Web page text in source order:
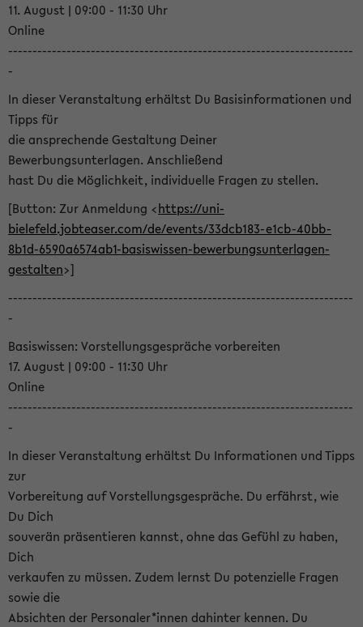
11. August | 09:00 - 11:30 Uhr
Online
-----------------------------------------------------------------------
-
In dieser Veranstaltung erhältst Du Basisinformationen und
Tipps für
die ansprechende Gestaltung Deiner
Bewerbungsunterlagen. Anschließend
hast Du die Möglichkeit, individuelle Fragen zu stellen.
[Button: Zur Anmeldung <https://uni-
bielefeld.jobteaser.com/de/events/33dcb183-e1cb-40bb-
8b1d-6590a6574ab1-basiswissen-bewerbungsunterlagen-
gestalten>]
-----------------------------------------------------------------------
-
Basiswissen: Vorstellungsgespräche vorbereiten
17. August | 09:00 - 11:30 Uhr
Online
-----------------------------------------------------------------------
-
In dieser Veranstaltung erhältst Du Informationen und Tipps
zur
Vorbereitung auf Vorstellungsgespräche. Du erfährst, wie
Du Dich
souverän präsentieren kannst, ohne das Gefühl zu haben,
Dich
verkaufen zu müssen. Zudem lernst Du potenzielle Fragen
sowie die
Absichten der Personaler*innen dahinter kennen. Du